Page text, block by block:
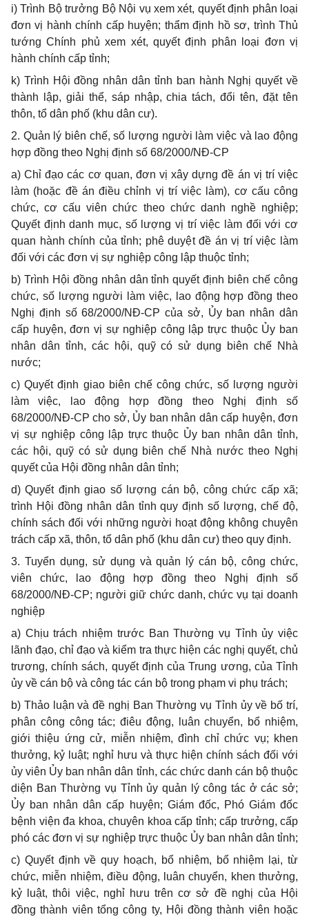
i) Trình Bộ trưởng Bộ Nội vụ xem xét, quyết định phân loại
đơn vị hành chính cấp huyện; thẩm định hồ sơ, trình Thủ
tướng Chính phủ xem xét, quyết định phân loại đơn vị
hành chính cấp tỉnh;
k) Trình Hội đồng nhân dân tỉnh ban hành Nghị quyết về
thành lập, giải thể, sáp nhập, chia tách, đổi tên, đặt tên
thôn, tổ dân phố (khu dân cư).
2. Quản lý biên chế, số lượng người làm việc và lao động
hợp đồng theo Nghị định số 68/2000/NĐ-CP
a) Chỉ đạo các cơ quan, đơn vị xây dựng đề án vị trí việc
làm (hoặc đề án điều chỉnh vị trí việc làm), cơ cấu công
chức, cơ cấu viên chức theo chức danh nghề nghiệp;
Quyết định danh mục, số lượng vị trí việc làm đối với cơ
quan hành chính của tỉnh; phê duyệt đề án vị trí việc làm
đối với các đơn vị sự nghiệp công lập thuộc tỉnh;
b) Trình Hội đồng nhân dân tỉnh quyết định biên chế công
chức, số lượng người làm việc, lao động hợp đồng theo
Nghị định số 68/2000/NĐ-CP của sở, Ủy ban nhân dân
cấp huyện, đơn vị sự nghiệp công lập trực thuộc Ủy ban
nhân dân tỉnh, các hội, quỹ có sử dụng biên chế Nhà
nước;
c) Quyết định giao biên chế công chức, số lượng người
làm việc, lao động hợp đồng theo Nghị định số
68/2000/NĐ-CP cho sở, Ủy ban nhân dân cấp huyện, đơn
vị sự nghiệp công lập trực thuộc Ủy ban nhân dân tỉnh,
các hội, quỹ có sử dụng biên chế Nhà nước theo Nghị
quyết của Hội đồng nhân dân tỉnh;
d) Quyết định giao số lượng cán bộ, công chức cấp xã;
trình Hội đồng nhân dân tỉnh quy định số lượng, chế độ,
chính sách đối với những người hoạt động không chuyên
trách cấp xã, thôn, tổ dân phố (khu dân cư) theo quy định.
3. Tuyển dụng, sử dụng và quản lý cán bộ, công chức,
viên chức, lao động hợp đồng theo Nghị định số
68/2000/NĐ-CP; người giữ chức danh, chức vụ tại doanh
nghiệp
a) Chịu trách nhiệm trước Ban Thường vụ Tỉnh ủy việc
lãnh đạo, chỉ đạo và kiểm tra thực hiện các nghị quyết, chủ
trương, chính sách, quyết định của Trung ương, của Tỉnh
ủy về cán bộ và công tác cán bộ trong phạm vi phụ trách;
b) Thảo luận và đề nghị Ban Thường vụ Tỉnh ủy về bố trí,
phân công công tác; điêu động, luân chuyển, bổ nhiệm,
giới thiệu ứng cử, miễn nhiệm, đình chỉ chức vụ; khen
thưởng, kỷ luật; nghỉ hưu và thực hiện chính sách đối với
ủy viên Ủy ban nhân dân tỉnh, các chức danh cán bộ thuộc
diện Ban Thường vụ Tỉnh ủy quản lý công tác ở các sở;
Ủy ban nhân dân cấp huyện; Giám đốc, Phó Giám đốc
bệnh viện đa khoa, chuyên khoa cấp tỉnh; cấp trưởng, cấp
phó các đơn vị sự nghiệp trực thuộc Ủy ban nhân dân tỉnh;
c) Quyết định về quy hoạch, bổ nhiệm, bổ nhiệm lại, từ
chức, miễn nhiệm, điều động, luân chuyển, khen thưởng,
kỷ luật, thôi việc, nghỉ hưu trên cơ sở đề nghị của Hội
đồng thành viên tổng công ty, Hội đồng thành viên hoặc